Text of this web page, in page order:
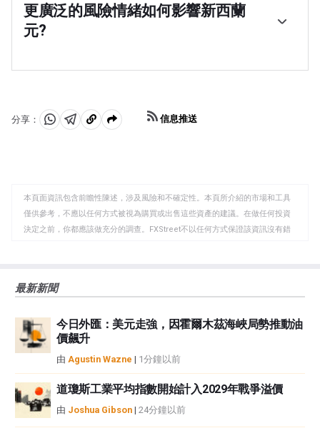
高債券收益率，增加投資者對該國投資的吸引力，從而提
振紐元。相反，低利率往往會削弱紐元。所謂的利率差
異，即新西蘭的利率與美聯儲設定的利率相比如何，也可
能影響新西蘭元(NZD)估值。基於高經濟增長、低失業率
和高信心的強勁經濟對紐元有利。高增長的經濟吸引外國
投資，並可能鼓勵新西蘭儲備銀行提高利率，如果這種經
更廣泛的風險情緒如何影響新西蘭
元?
者認為更廣泛的市場風險較低並對經濟增長持樂觀態度
定時，紐元往往會走弱，因為投資者傾向於出售高風險資
產，逃往更穩定的避風港。
分享：
分 分 複
板
信息推送
本頁面資訊包含前瞻性陳述，涉及風險和不確定性。本頁所介紹的市場和工具
僅供參考，不應以任何方式被視為購買或出售這些資產的建議。在做任何投資
決定之前，你都應該做充分的調查。FXStreet不以任何方式保證該資訊沒有錯
觀點，並不代表FXStreet或其廣告商的官方政策或立場。作者不對本頁連結的
如果文章正文中沒有明確提到，在撰寫本文時，作者在本文中提到的任何股票
中都沒有頭寸，也沒有與文中提到的任何公司有業務關係。除了FXStreet，作
者沒有收到撰寫這篇文章的報酬。
性不作任何陳述。FXStreet和作者將不承擔任何錯誤，遺漏或任何損失，傷害
或損害由此資訊及其顯示或使用引起的。錯誤和遺漏除外。本文作者和
FXStreet並非註冊投資顧問，本文內容無意提供任何投資建議。
最新新聞
今日外匯：美元走強，因霍爾木茲海峽局勢推動油
價飆升
由 Agustin Wazne | 1分鐘以前
道瓊斯工業平均指數開始計入2029年戰爭溢價
由 Joshua Gibson | 24分鐘以前